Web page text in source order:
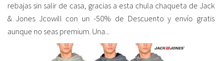
rebajas sin salir de casa, gracias a esta chula chaqueta de Jack
& Jones Jcowill con un -50% de Descuento y envío gratis
aunque no seas premium. Una...